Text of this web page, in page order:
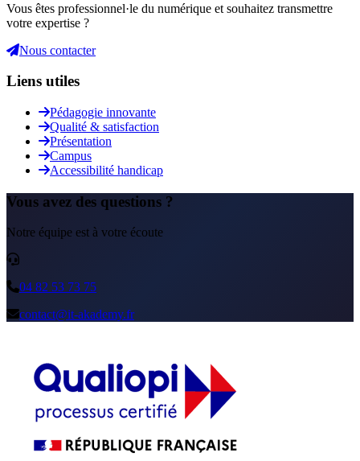
Vous êtes professionnel·le du numérique et souhaitez transmettre
votre expertise ?
Nous contacter
Liens utiles
Pédagogie innovante
Qualité & satisfaction
Présentation
Campus
Accessibilité handicap
Vous avez des questions ?
Notre équipe est à votre écoute
04 82 53 73 75
contact@it-akademy.fr